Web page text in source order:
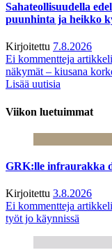
Sahateollisuudella
puunhinta ja heikko
Kirjoitettu 7.8.2026
Ei kommentteja
näkymät – kiusana
Lisää uutisia
Viikon luetuimmat
GRK:lle infraurakka
Kirjoitettu 3.8.2026
Ei kommentteja
työt jo käynnissä